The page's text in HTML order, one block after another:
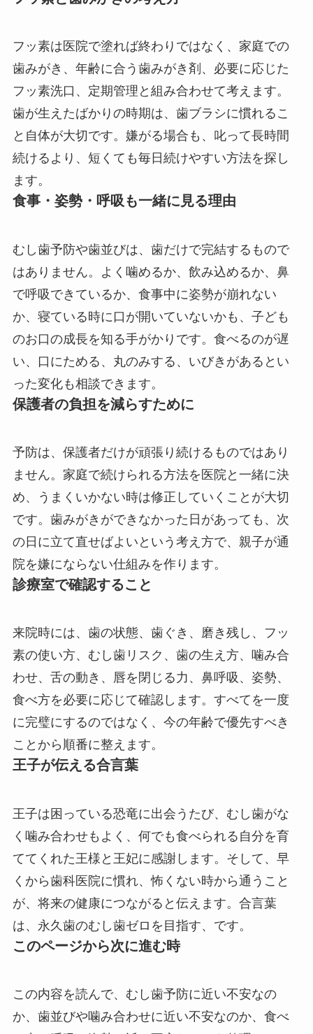
フッ素は医院で塗れば終わりではなく、家庭での
歯みがき、年齢に合う歯みがき剤、必要に応じた
フッ素洗口、定期管理と組み合わせて考えます。
歯が生えたばかりの時期は、歯ブラシに慣れるこ
と自体が大切です。嫌がる場合も、叱って長時間
続けるより、短くても毎日続けやすい方法を探し
ます。
食事・姿勢・呼吸も一緒に見る理由
むし歯予防や歯並びは、歯だけで完結するもので
はありません。よく噛めるか、飲み込めるか、鼻
で呼吸できているか、食事中に姿勢が崩れない
か、寝ている時に口が開いていないかも、子ども
のお口の成長を知る手がかりです。食べるのが遅
い、口にためる、丸のみする、いびきがあるとい
った変化も相談できます。
保護者の負担を減らすために
予防は、保護者だけが頑張り続けるものではあり
ません。家庭で続けられる方法を医院と一緒に決
め、うまくいかない時は修正していくことが大切
です。歯みがきができなかった日があっても、次
の日に立て直せばよいという考え方で、親子が通
院を嫌にならない仕組みを作ります。
診療室で確認すること
来院時には、歯の状態、歯ぐき、磨き残し、フッ
素の使い方、むし歯リスク、歯の生え方、噛み合
わせ、舌の動き、唇を閉じる力、鼻呼吸、姿勢、
食べ方を必要に応じて確認します。すべてを一度
に完璧にするのではなく、今の年齢で優先すべき
ことから順番に整えます。
王子が伝える合言葉
王子は困っている恐竜に出会うたび、むし歯がな
く噛み合わせもよく、何でも食べられる自分を育
ててくれた王様と王妃に感謝します。そして、早
くから歯科医院に慣れ、怖くない時から通うこと
が、将来の健康につながると伝えます。合言葉
は、永久歯のむし歯ゼロを目指す、です。
このページから次に進む時
この内容を読んで、むし歯予防に近い不安なの
か、歯並びや噛み合わせに近い不安なのか、食べ